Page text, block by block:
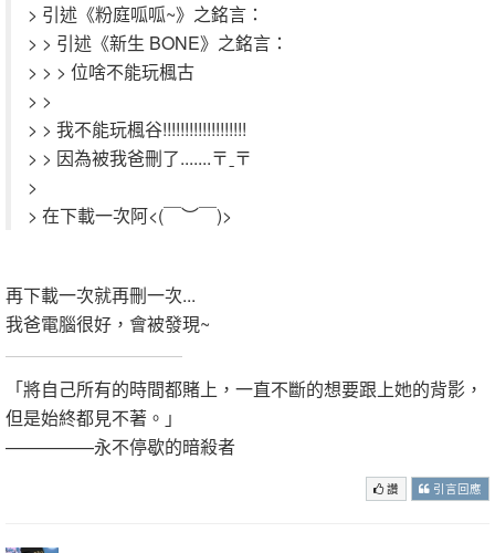
> 引述《粉庭呱呱~》之銘言：
> > 引述《新生 BONE》之銘言：
> > > 位啥不能玩楓古
> >
> > 我不能玩楓谷!!!!!!!!!!!!!!!!!!!
> > 因為被我爸刪了.......〒ˍ〒
>
> 在下載一次阿<(￣︶￣)>
再下載一次就再刪一次...
我爸電腦很好，會被發現~
「將自己所有的時間都賭上，一直不斷的想要跟上她的背影，
但是始終都見不著。」
—————永不停歇的暗殺者
讚 引言回應